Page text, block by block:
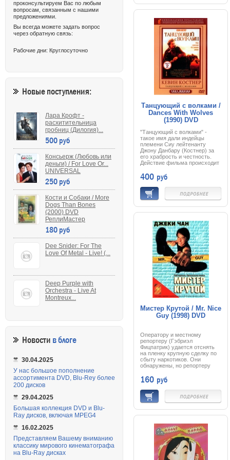
смутьяна Анатолия все время
«пасли» агенты КГБ, а
«опеки». И наступает момент,
когда робкий и тихий музыкант
должен принять решение:
остаться верным идеалам
социализма или сделать
решительный шаг навстречу
новой жизни, большой любви
и, конечно же, желанной
Танцующий с волками /
Dances With Wolves
(1990) DVD
"Танцующий с волками" -
такое имя дали индейцы
племени Сиу лейтенанту
Джону Данбару (Костнер) за
его храбрость и честность.
Действие фильма происходит
гражданской войны в США.
Данбар оказывается в
заброшенном форте в штате
Дакота, где сначала заводит
дружбу с волками, а затем и с
индейцами, изучает их
культуру и обычаи. Он
правда, белую. Но вот
приближается регулярная
армия, и Данбару приходится
делать решающий выбор.
Удивительно, но Костнеру
удается так заинтриговать
зрителя, что три часа
пролетают перед экраном
незаметно. Не вредно
смотреть и детям.
400 руб
Мистер Крутой / Mr. Nice
Guy (1998) DVD
Оператору и местному
репортеру (Гэбриэл
Фицпатрик) удается отснять
на пленку крупную сделку по
сбыту наркотиков. Они
обнаружены, но репортеру
отснятыми уликами.
Оператору повезло меньше,
он был схвачен и убит. И
теперь основная цель
наркомафии -
компроментирующее видео.
Репортеру Диане грозят
своему счастью она
сталкивается с Джеки,
возвращающимся от
бакалейщика. А Джеки, вы уж
поверьте, знает как делаются
отбивные...
160 руб
проконсультируем Вас по любым
вопросам, связанным с нашими
предложениями.
Вы всегда можете задать вопрос
через обратную связь:
Рабочие дни: Круглосуточно
Новые поступления:
Лара Крофт -
расхитительница
гробниц (Дилогия)...
500 руб
Консьерж (Любовь или
деньги) / For Love Or...
UNIVERSAL
250 руб
Кости и Собаки / More
Dogs Than Bones
(2000) DVD
РеплиМастер
180 руб
Dee Snider: For The
Love Of Metal - Live! (...
Deep Purple with
Orchestra - Live At
Montreux...
Новости в блоге
30.04.2025
У нас большое пополнение
ассортимента DVD, Blu-Rey более
200 дисков
29.04.2025
Большая коллекция DVD и Blu-
Ray дисков, включая MPEG4
16.02.2025
Представляем Вашему вниманию
классику мирового кинематографа
на Blu-Ray дисках